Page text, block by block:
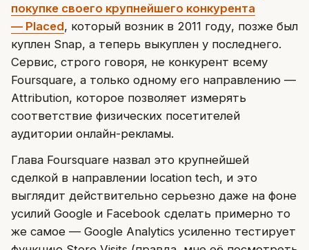
покупке своего крупнейшего конкурента
— Placed, который возник в 2011 году, позже был
куплен Snap, а теперь выкуплен у последнего.
Сервис, строго говоря, не конкурент всему
Foursquare, а только одному его направлению —
Attribution, которое позволяет измерять
соответствие физических посетителей
аудитории онлайн-рекламы.
Глава Foursquare назвал это крупнейшей
сделкой в направлении location tech, и это
выглядит действительно серьезно даже на фоне
усилий Google и Facebook сделать примерно то
же самое — Google Analytics усиленно тестирует